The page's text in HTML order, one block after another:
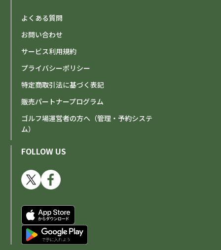
よくある質問
お問い合わせ
サービス利用規約
プライバシーポリシー
特定商取引法に基づく表記
販売パートナープログラム
ゴルフ場運営者の方へ（管理・予約システ
ム）
FOLLOW US